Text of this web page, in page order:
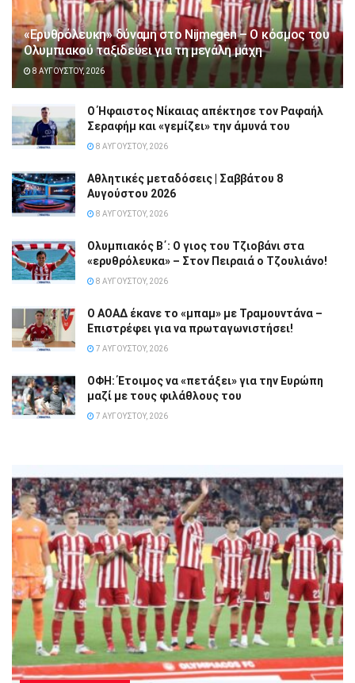
«Ερυθρόλευκη» δύναμη στο Nijmegen – Ο κόσμος του
Ολυμπιακού ταξιδεύει για τη μεγάλη μάχη
8 ΑΥΓΟΎΣΤΟΥ, 2026
Ο Ήφαιστος Νίκαιας απέκτησε τον Ραφαήλ
Σεραφήμ και «γεμίζει» την άμυνά του
8 ΑΥΓΟΎΣΤΟΥ, 2026
Αθλητικές μεταδόσεις | Σαββάτου 8
Αυγούστου 2026
8 ΑΥΓΟΎΣΤΟΥ, 2026
Ολυμπιακός Β΄: Ο γιος του Τζιοβάνι στα
«ερυθρόλευκα» – Στον Πειραιά ο Τζουλιάνο!
8 ΑΥΓΟΎΣΤΟΥ, 2026
Ο ΑΟΑΔ έκανε το «μπαμ» με Τραμουντάνα –
Επιστρέφει για να πρωταγωνιστήσει!
7 ΑΥΓΟΎΣΤΟΥ, 2026
ΟΦΗ: Έτοιμος να «πετάξει» για την Ευρώπη
μαζί με τους φιλάθλους του
7 ΑΥΓΟΎΣΤΟΥ, 2026